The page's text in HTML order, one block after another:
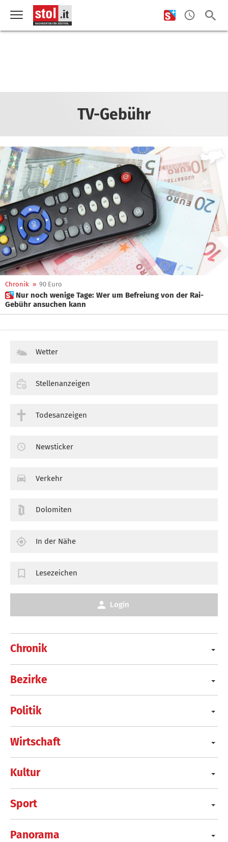
TV-Gebühr
Chronik » 90 Euro
 Nur noch wenige Tage: Wer um Befreiung von der Rai-
Gebühr ansuchen kann
Chronik
Bezirke
Politik
Wirtschaft
Kultur
Sport
Panorama
Wetter
Stellenanzeigen
Todesanzeigen
Newsticker
Verkehr
Dolomiten
In der Nähe
Lesezeichen
Login